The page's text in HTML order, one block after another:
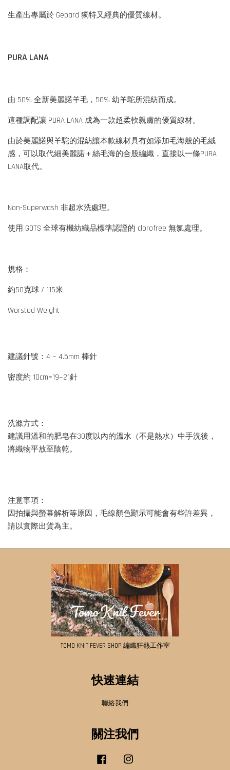
生產出專屬於 Gepard 獨特又經典的優質線材。
PURA LANA
由 50% 全新美麗諾羊毛，50% 幼羊駝所混紡而成。
這種調配讓 PURA LANA 成為一款超柔軟親膚的優質線材。
由於美麗諾與羊駝的混紡讓本款線材具有如添加毛海般的毛絨
感，可以取代細美麗諾＋絲毛海的合股編織，直接以一條PURA
LANA取代。
Non-Superwash 非超水洗處理。
使用 GOTS 全球有機紡織品標準認證的 clorofree 無氯處理。
規格：
約50克球 / 115米
Worsted Weight
建議針號：4 ~ 4.5mm 棒針
密度約 10cm=19~21針
洗滌方式：
建議用溫和的肥皂在30度以內的溫水（不是熱水）中手洗後，
將織物平放至陰乾。
注意事項：
因拍攝與螢幕解析等原因，毛線顏色顯示可能會有些許差異，
請以實際出貨為主。
TOMO KNIT FEVER SHOP 編織狂熱工作室
快速連結
聯絡我們
關注我們
Facebook